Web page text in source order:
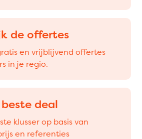
de offertes
en vrijblijvend offertes
in je regio.
beste deal
klusser op basis van
en referenties